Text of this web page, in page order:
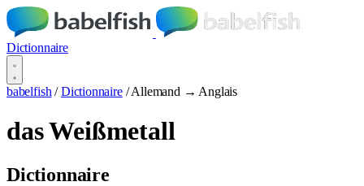
Dictionnaire
babelfish / Dictionnaire / Allemand → Anglais
das Weißmetall
Dictionnaire